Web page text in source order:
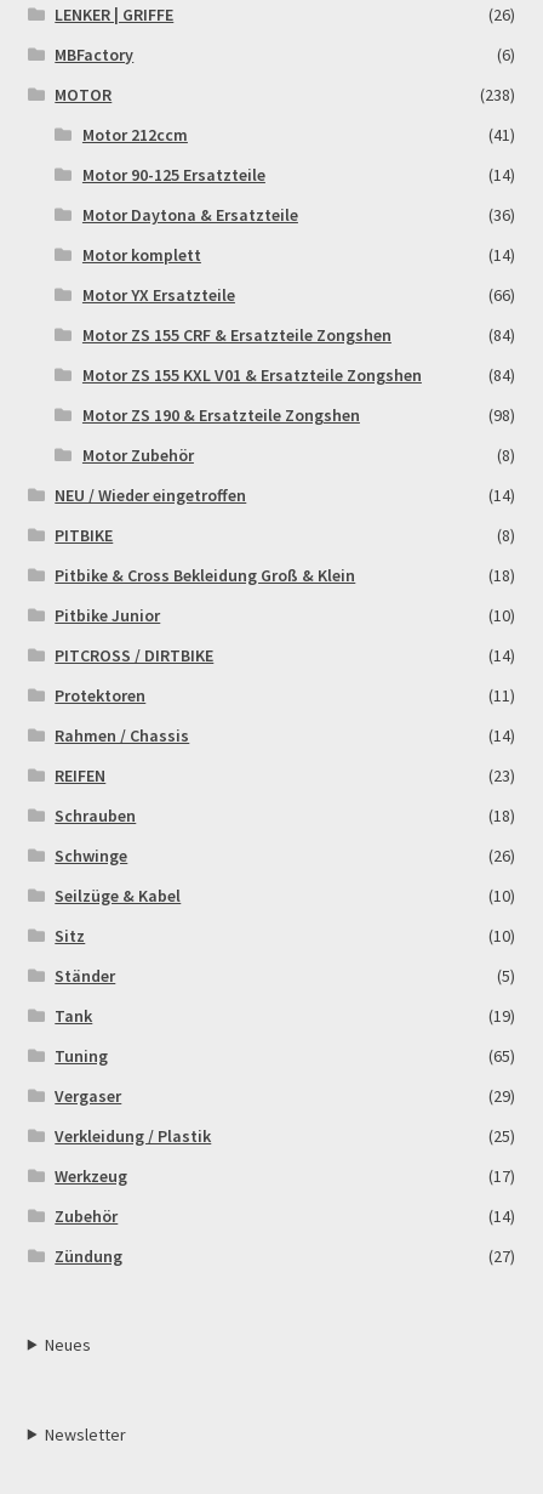
Widerrufsbelehrung & -formular
Zahlung & Versand
Zahlungsarten
LENKER | GRIFFE
(26)
MBFactory
(6)
MOTOR
(238)
Motor 212ccm
(41)
Motor 90-125 Ersatzteile
(14)
Motor Daytona & Ersatzteile
(36)
Motor komplett
(14)
Motor YX Ersatzteile
(66)
Motor ZS 155 CRF & Ersatzteile Zongshen
(84)
Motor ZS 155 KXL V01 & Ersatzteile Zongshen
(84)
Motor ZS 190 & Ersatzteile Zongshen
(98)
Motor Zubehör
(8)
NEU / Wieder eingetroffen
(14)
PITBIKE
(8)
Pitbike & Cross Bekleidung Groß & Klein
(18)
Pitbike Junior
(10)
PITCROSS / DIRTBIKE
(14)
Protektoren
(11)
Rahmen / Chassis
(14)
REIFEN
(23)
Schrauben
(18)
Schwinge
(26)
Seilzüge & Kabel
(10)
Sitz
(10)
Ständer
(5)
Tank
(19)
Tuning
(65)
Vergaser
(29)
Verkleidung / Plastik
(25)
Werkzeug
(17)
Zubehör
(14)
Zündung
(27)
Neues
Newsletter